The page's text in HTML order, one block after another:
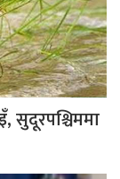
सुदूरपश्चिममा